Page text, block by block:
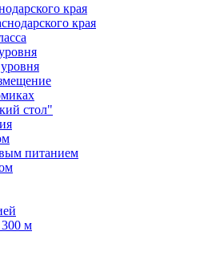
края
края
стол"
питанием
м